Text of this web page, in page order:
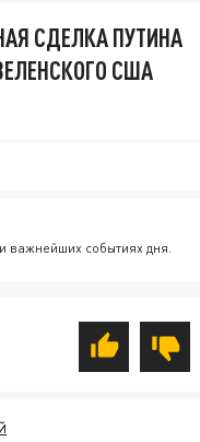
СДЕЛКА ПУТИНА
США
важнейших событиях дня.